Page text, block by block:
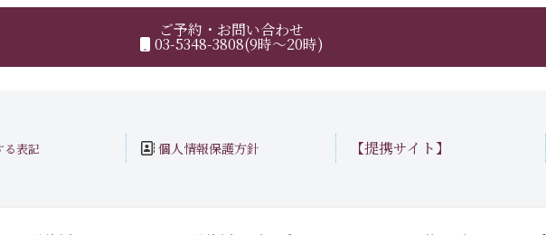
ご予約・お問い合わせ
03-5348-3808(9時～20時)
る表記 個人情報保護方針 【提携サイト】